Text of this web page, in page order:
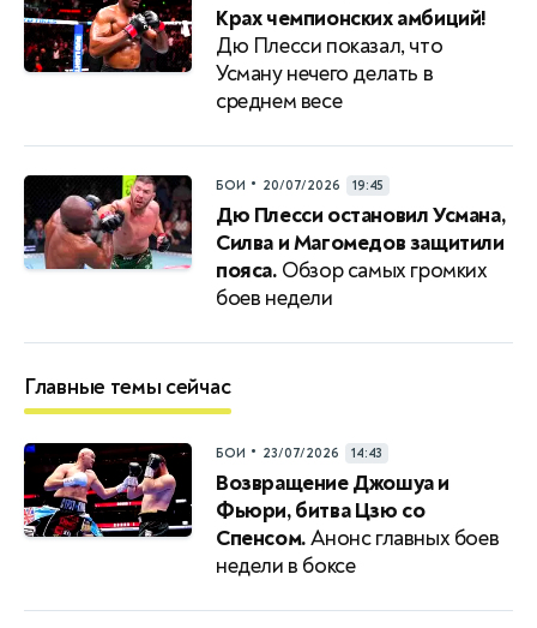
Крах чемпионских амбиций!
Дю Плесси показал, что
Усману нечего делать в
среднем весе
БОИ • 20/07/2026 19:45
Дю Плесси остановил Усмана,
Силва и Магомедов защитили
пояса. Обзор самых громких
боев недели
Главные темы сейчас
БОИ • 23/07/2026 14:43
Возвращение Джошуа и
Фьюри, битва Цзю со
Спенсом.Анонс главных боев
недели в боксе